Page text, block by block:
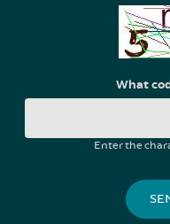
What
Enter the